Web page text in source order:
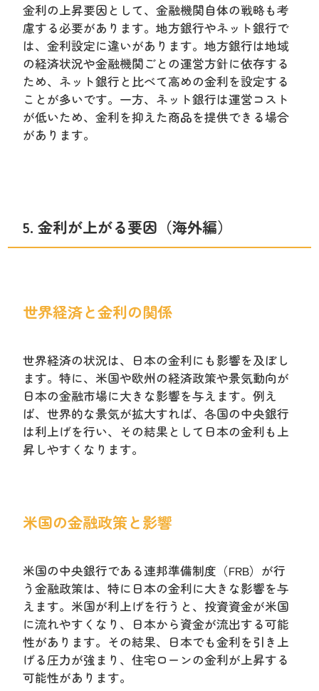
金利の上昇要因として、金融機関自体の戦略も考
慮する必要があります。地方銀行やネット銀行で
は、金利設定に違いがあります。地方銀行は地域
の経済状況や金融機関ごとの運営方針に依存する
ため、ネット銀行と比べて高めの金利を設定する
ことが多いです。一方、ネット銀行は運営コスト
が低いため、金利を抑えた商品を提供できる場合
があります。
5. 金利が上がる要因（海外編）
世界経済と金利の関係
世界経済の状況は、日本の金利にも影響を及ぼし
ます。特に、米国や欧州の経済政策や景気動向が
日本の金融市場に大きな影響を与えます。例え
ば、世界的な景気が拡大すれば、各国の中央銀行
は利上げを行い、その結果として日本の金利も上
昇しやすくなります。
米国の金融政策と影響
米国の中央銀行である連邦準備制度（FRB）が行
う金融政策は、特に日本の金利に大きな影響を与
えます。米国が利上げを行うと、投資資金が米国
に流れやすくなり、日本から資金が流出する可能
性があります。その結果、日本でも金利を引き上
げる圧力が強まり、住宅ローンの金利が上昇する
可能性があります。